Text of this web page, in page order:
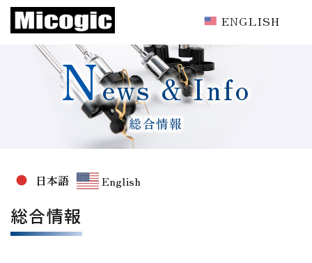
ENGLISH
News & Info
総合情報
日本語 English
総合情報